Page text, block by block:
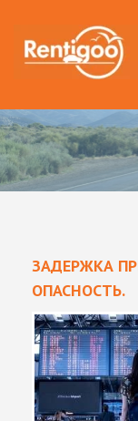
ЗАДЕРЖКА
ОПАСНОСТЬ.